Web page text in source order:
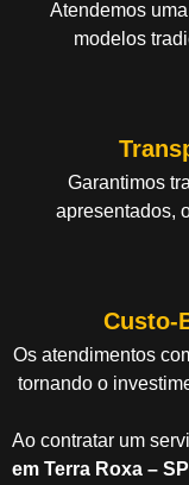
Atendemos
modelos
Garantimos
apresentados,
Custo-
Os atendimentos
tornando o
Ao contratar um
em Terra Roxa – SP